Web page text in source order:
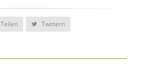
Teilen Twittern